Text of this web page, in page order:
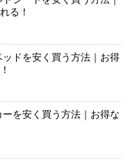
る！
ッドを安く買う方法｜お得
ーを安く買う方法｜お得な